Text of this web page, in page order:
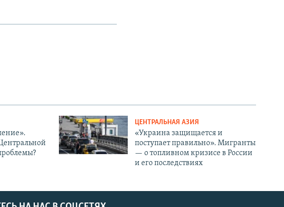
ЦЕНТРАЛЬНАЯ АЗИЯ
«Украина защищается и
поступает правильно». Мигранты
— о топливном кризисе в России
и его последствиях